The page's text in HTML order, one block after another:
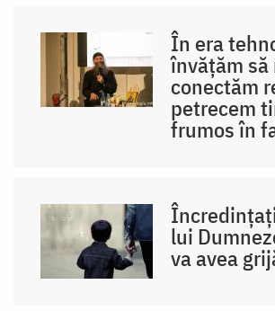
În era
învățăm să
conectăm
petrecem
frumos în
lui
va avea